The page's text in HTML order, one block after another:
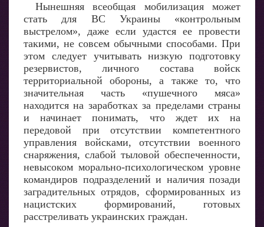
Нынешняя всеобщая мобилизация может
стать для ВС Украины «контрольным
выстрелом», даже если удастся ее провести
такими, не совсем обычными способами. При
этом следует учитывать низкую подготовку
резервистов, личного состава войск
территориальной обороны, а также то, что
значительная часть «пушечного мяса»
находится на заработках за пределами страны
и начинает понимать, что ждет их на
передовой при отсутствии компетентного
управления войсками, отсутствии военного
снаряжения, слабой тыловой обеспеченности,
невысоком морально-психологическом уровне
командиров подразделений и наличия позади
заградительных отрядов, сформированных из
нацистских формирований, готовых
расстреливать украинских граждан.